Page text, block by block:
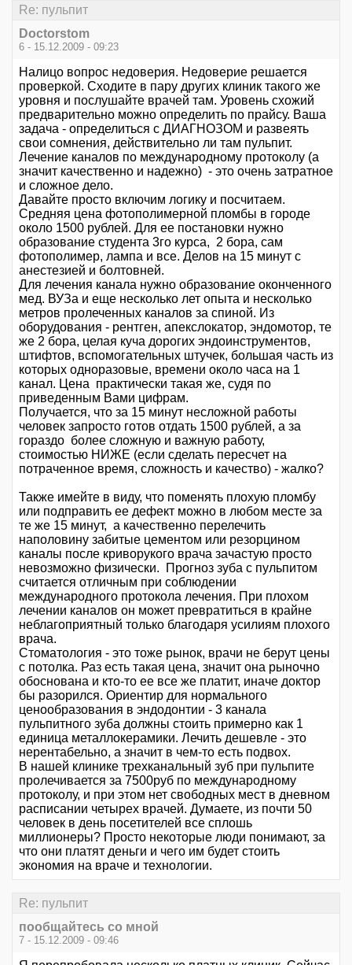
Re: пульпит
Doctorstom
6 - 15.12.2009 - 09:23
Налицо вопрос недоверия. Недоверие решается
проверкой. Сходите в пару других клиник такого же
уровня и послушайте врачей там. Уровень схожий
предварительно можно определить по прайсу. Ваша
задача - определиться с ДИАГНОЗОМ и развеять
свои сомнения, действительно ли там пульпит.
Лечение каналов по международному протоколу (а
значит качественно и надежно) - это очень затратное
и сложное дело.
Давайте просто включим логику и посчитаем.
Средняя цена фотополимерной пломбы в городе
около 1500 рублей. Для ее постановки нужно
образование студента 3го курса, 2 бора, сам
фотополимер, лампа и все. Делов на 15 минут с
анестезией и болтовней.
Для лечения канала нужно образование оконченного
мед. ВУЗа и еще несколько лет опыта и несколько
метров пролеченных каналов за спиной. Из
оборудования - рентген, апекслокатор, эндомотор, те
же 2 бора, целая куча дорогих эндоинструментов,
штифтов, вспомогательных штучек, большая часть из
которых одноразовые, времени около часа на 1
канал. Цена практически такая же, судя по
приведенным Вами цифрам.
Получается, что за 15 минут несложной работы
человек запросто готов отдать 1500 рублей, а за
гораздо более сложную и важную работу,
стоимостью НИЖЕ (если сделать пересчет на
потраченное время, сложность и качество) - жалко?
Также имейте в виду, что поменять плохую пломбу
или подправить ее дефект можно в любом месте за
те же 15 минут, а качественно перелечить
наполовину забитые цементом или резорцином
каналы после криворукого врача зачастую просто
невозможно физически. Прогноз зуба с пульпитом
считается отличным при соблюдении
международного протокола лечения. При плохом
лечении каналов он может превратиться в крайне
неблагоприятный только благодаря усилиям плохого
врача.
Стоматология - это тоже рынок, врачи не берут цены
с потолка. Раз есть такая цена, значит она рыночно
обоснована и кто-то ее все же платит, иначе доктор
бы разорился. Ориентир для нормального
ценообразования в эндодонтии - 3 канала
пульпитного зуба должны стоить примерно как 1
единица металлокерамики. Лечить дешевле - это
нерентабельно, а значит в чем-то есть подвох.
В нашей клинике трехканальный зуб при пульпите
пролечивается за 7500руб по международному
протоколу, и при этом нет свободных мест в дневном
расписании четырех врачей. Думаете, из почти 50
человек в день посетителей все сплошь
миллионеры? Просто некоторые люди понимают, за
что они платят деньги и чего им будет стоить
экономия на враче и технологии.
Re: пульпит
пообщайтесь со мной
7 - 15.12.2009 - 09:46